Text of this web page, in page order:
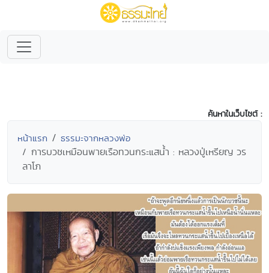
ค้นหาในเว็บไซต์ :
หน้าแรก ธรรมะจากหลวงพ่อ
การบวชเหมือนพายเรือทวนกระแสน้ำ : หลวงปู่เหรียญ วร
ลาโภ